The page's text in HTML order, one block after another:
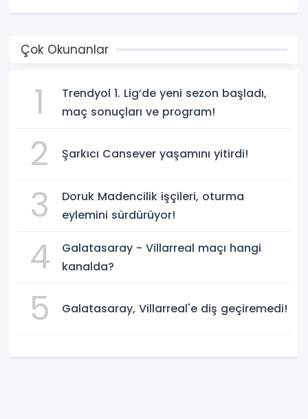
Çok Okunanlar
1
Trendyol 1. Lig’de yeni sezon başladı,
maç sonuçları ve program!
2 Şarkıcı Cansever yaşamını yitirdi!
3
Doruk Madencilik işçileri, oturma
eylemini sürdürüyor!
4
Galatasaray - Villarreal maçı hangi
kanalda?
5 Galatasaray, Villarreal'e diş geçiremedi!